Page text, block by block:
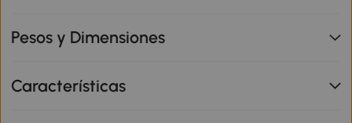
Pesos y Dimensiones
Características